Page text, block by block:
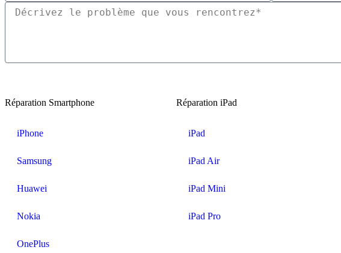
Réparation Smartphone
iPhone
Samsung
Huawei
Nokia
OnePlus
Réparation iPad
iPad
iPad Air
iPad Mini
iPad Pro